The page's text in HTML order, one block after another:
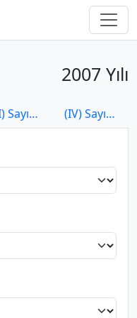
2007 Yılı
(III) Sayılı Tarife (IV) Sayılı Tarife